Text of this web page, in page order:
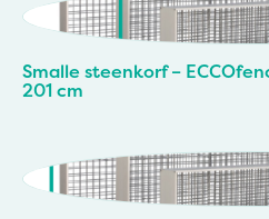
Smalle steenkorf –
201 cm